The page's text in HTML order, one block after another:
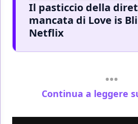
Il pasticcio della
mancata di Love is
Netflix
Continua a leggere